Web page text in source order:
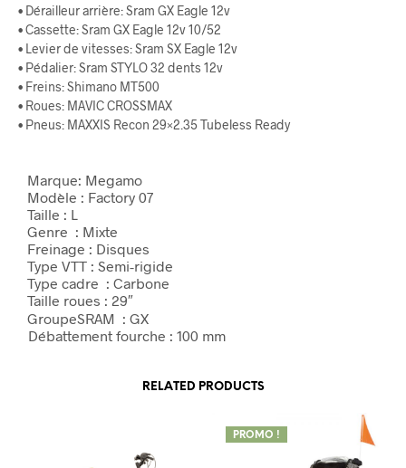
• Dérailleur arrière: Sram GX Eagle 12v
• Cassette: Sram GX Eagle 12v 10/52
• Levier de vitesses: Sram SX Eagle 12v
• Pédalier: Sram STYLO 32 dents 12v
• Freins: Shimano MT500
• Roues: MAVIC CROSSMAX
• Pneus: MAXXIS Recon 29×2.35 Tubeless Ready
Marque: Megamo
Modèle : Factory 07
Taille : L
Genre : Mixte
Freinage : Disques
Type VTT : Semi-rigide
Type cadre : Carbone
Taille roues : 29″
GroupeSRAM : GX
Débattement fourche : 100 mm
RELATED PRODUCTS
PROMO !